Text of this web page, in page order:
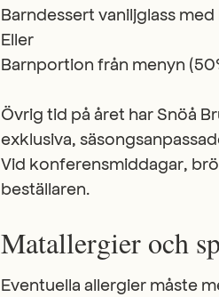
Barndessert vaniljglass
Eller
Barnportion från menyn
Övrig tid på året har Snöå
exklusiva,
Vid konferensmiddagar,
beställaren.
Matallergier och
Eventuella allergier måste